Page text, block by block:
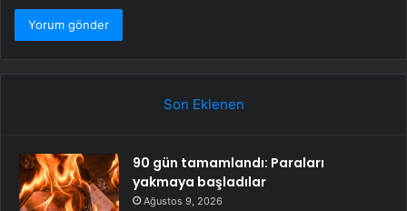
Son Eklenen
90 gün tamamlandı: Paraları
yakmaya başladılar
Ağustos 9, 2026